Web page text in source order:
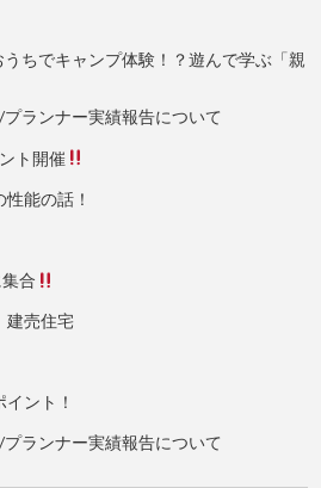
うちでキャンプ体験！？遊んで学ぶ「親
ランナー実績報告について
ト開催
能の話！
合
売住宅
ント！
ランナー実績報告について